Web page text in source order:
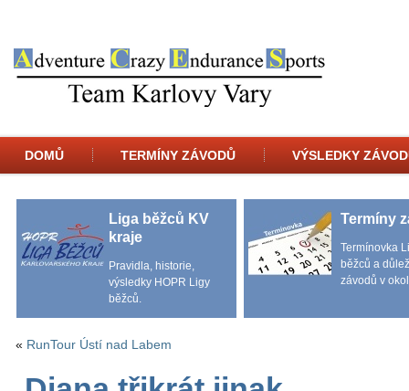
DOMŮ TERMÍNY ZÁVODŮ VÝSLEDKY
Liga běžců KV
kraje
Pravidla, historie,
výsledky HOPR Ligy
běžců.
Termíny
Termínovka
běžců a
závodů v
« RunTour Ústí nad Labem